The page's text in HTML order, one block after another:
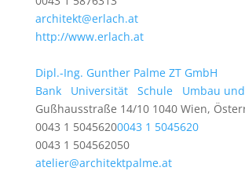
architekt@erlach.at
http://www.erlach.at
Dipl.-Ing. Gunther Palme ZT GmbH
Bank
Universität Schule
Umbau
Gußhausstraße 14/10 1040 Wien,
0043 1 50456200043 1 5045620
0043 1 504562050
atelier@architektpalme.at